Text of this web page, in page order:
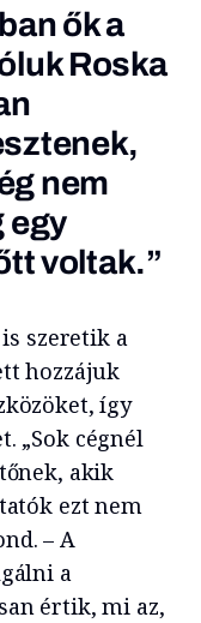
ők a
Roska
nem
egy
voltak.”
szeretik a
hozzájuk
így
„Sok cégnél
akik
ezt nem
– A
a
értik, mi az,